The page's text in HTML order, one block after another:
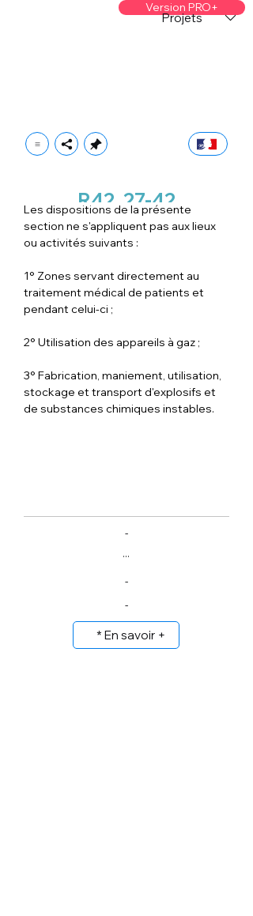
Version PRO+
Projets
R42 27-42
Les dispositions de la présente
section ne s'appliquent pas aux lieux
ou activités suivants :
1° Zones servant directement au
traitement médical de patients et
pendant celui-ci ;
2° Utilisation des appareils à gaz ;
3° Fabrication, maniement, utilisation,
stockage et transport d'explosifs et
de substances chimiques instables.
-
...
-
-
* En savoir +